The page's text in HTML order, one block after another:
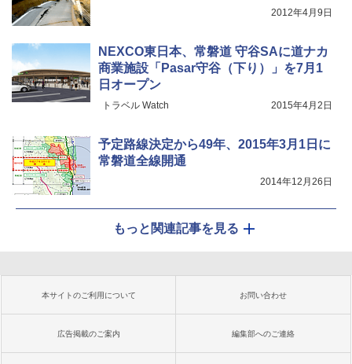
2012年4月9日
NEXCO東日本、常磐道 守谷SAに道ナカ
商業施設「Pasar守谷（下り）」を7月1
日オープン
トラベル Watch 2015年4月2日
予定路線決定から49年、2015年3月1日に
常磐道全線開通
2014年12月26日
もっと関連記事を見る
本サイトのご利用について お問い合わせ
広告掲載のご案内 編集部へのご連絡